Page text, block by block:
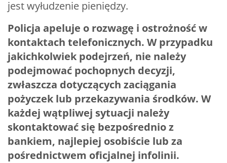
jest wyłudzenie pieniędzy.
Policja apeluje o rozwagę i ostrożność w
kontaktach telefonicznych. W przypadku
jakichkolwiek podejrzeń, nie należy
podejmować pochopnych decyzji,
zwłaszcza dotyczących zaciągania
pożyczek lub przekazywania środków. W
każdej wątpliwej sytuacji należy
skontaktować się bezpośrednio z
bankiem, najlepiej osobiście lub za
pośrednictwem oficjalnej infolinii.